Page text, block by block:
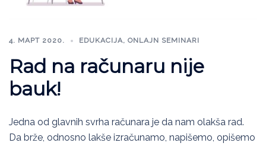
4. МАРТ 2020. EDUKACIJA, ONLAJN SEMINARI
Rad na računaru nije
bauk!
Jedna od glavnih svrha računara je da nam olakša rad.
Da brže, odnosno lakše izračunamo, napišemo, opišemo